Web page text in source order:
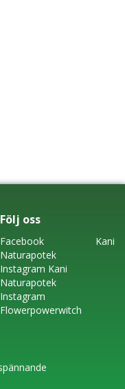
Följ oss
FacebookKani
Naturapotek
Instagram Kani
Naturapotek
Instagram
Flowerpowerwitch